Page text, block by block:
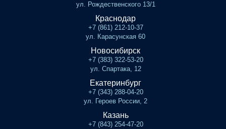
ул. Рождественского 13/1
Краснодар
+7 (861) 212-10-37
ул. Карасунская 60
Новосибирск
+7 (383) 322-53-20
ул. Спартака, 12
Екатеринбург
+7 (343) 288-04-20
ул. Героев России, 2
Казань
+7 (843) 254-47-20